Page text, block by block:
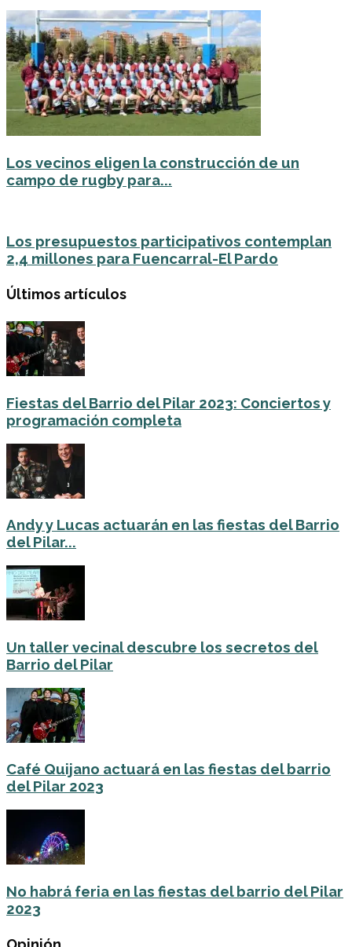
Los vecinos eligen la construcción de un
campo de rugby para...
Los presupuestos participativos contemplan
2,4 millones para Fuencarral-El Pardo
Últimos artículos
Fiestas del Barrio del Pilar 2023: Conciertos y
programación completa
Andy y Lucas actuarán en las fiestas del Barrio
del Pilar...
Un taller vecinal descubre los secretos del
Barrio del Pilar
Café Quijano actuará en las fiestas del barrio
del Pilar 2023
No habrá feria en las fiestas del barrio del Pilar
2023